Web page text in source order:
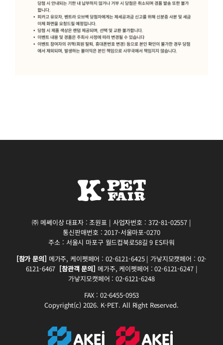
㈜ 메쎄이상 대표자 : 조원표 | 사업자번호 : 372-81-02557 |
통신판매번호 : 2017-서울마포-0270
주소 : 서울시 마포구 월드컵북로58길 9 ES타워
[참가 문의] 메가주, 케이펫페어 : 02-6121-6425 | 가낳지모캣페어 : 02-
6121-6467 [참관객 문의] 메가주, 케이펫페어 : 02-6121-6247 |
가낳지모캣페어 : 02-6121-6248
FAX : 02-6455-0953
Copyright(c) 2026. K-PET. All Right Reserved.